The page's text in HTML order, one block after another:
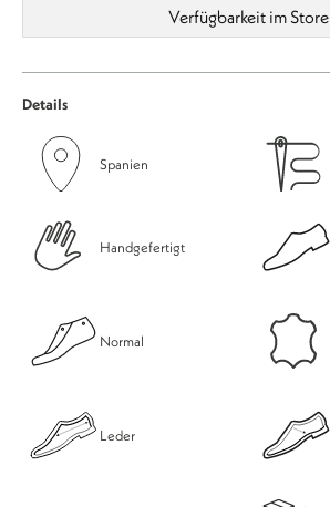
Verfügbarkeit im Store
Details
Spanien
Handgefertigt
Normal
Leder